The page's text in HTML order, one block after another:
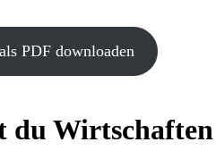
PDF downloaden
du